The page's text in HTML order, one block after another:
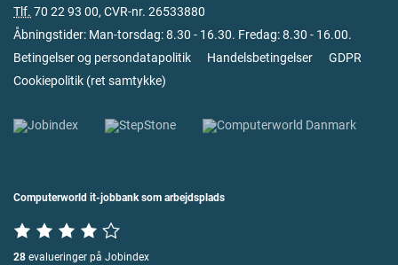
Tlf. 70 22 93 00, CVR-nr. 26533880
Åbningstider: Man-torsdag: 8.30 - 16.30. Fredag: 8.30 - 16.00.
Betingelser og persondatapolitik
Handelsbetingelser
GDPR
Cookiepolitik (ret samtykke)
Computerworld it-jobbank som arbejdsplads
28 evalueringer på Jobindex